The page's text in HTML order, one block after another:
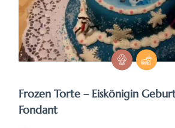
Frozen Torte – Eiskönigin
Fondant